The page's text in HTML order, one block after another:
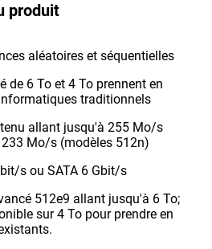
produit
aléatoires et séquentielles
de 6 To et 4 To prennent en
traditionnels
allant jusqu'à 255 Mo/s
Mo/s (modèles 512n)
s ou SATA 6 Gbit/s
512e9 allant jusqu'à 6 To;
sur 4 To pour prendre en